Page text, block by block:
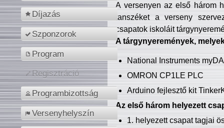
Díjazás
Szponzorok
Program
Regisztráció
Programbizottság
Versenyhelyszín
A versenyen az első három
tanszéket a verseny
csapatok iskoláit
A tárgynyeremények,
National Instruments
OMRON CP1LE PLC
Arduino fejlesztő kit
Az első három helyezett
1. helyezett csapat tagjai